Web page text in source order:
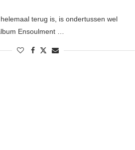
terug is, is ondertussen wel
Ensoulment …